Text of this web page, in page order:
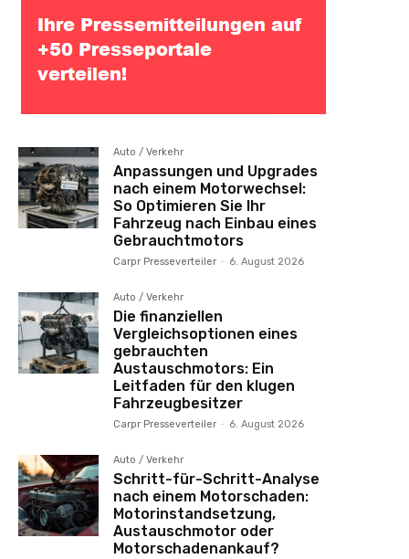
Auto / Verkehr
Anpassungen und Upgrades
nach einem Motorwechsel:
So Optimieren Sie Ihr
Fahrzeug nach Einbau eines
Gebrauchtmotors
Carpr Presseverteiler - 6. August 2026
Auto / Verkehr
Die finanziellen
Vergleichsoptionen eines
gebrauchten
Austauschmotors: Ein
Leitfaden für den klugen
Fahrzeugbesitzer
Carpr Presseverteiler - 6. August 2026
Auto / Verkehr
Schritt-für-Schritt-Analyse
nach einem Motorschaden:
Motorinstandsetzung,
Austauschmotor oder
Motorschadenankauf?